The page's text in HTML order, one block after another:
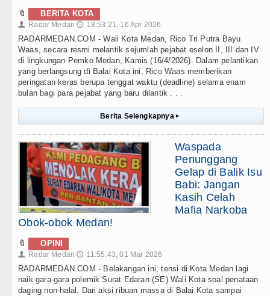
🔖 BERITA KOTA
👤 Radar Medan 🕔 18:53:21, 16 Apr 2026
RADARMEDAN.COM - Wali Kota Medan, Rico Tri Putra Bayu
Waas, secara resmi melantik sejumlah pejabat eselon II, III dan IV
di lingkungan Pemko Medan, Kamis (16/4/2026). Dalam pelantikan
yang berlangsung di Balai Kota ini, Rico Waas memberikan
peringatan keras berupa tenggat waktu (deadline) selama enam
bulan bagi para pejabat yang baru dilantik . . .
Berita Selengkapnya ▸
Waspada
Penunggang
Gelap di Balik Isu
Babi: Jangan
Kasih Celah
Mafia Narkoba
Obok-obok Medan!
🔖 OPINI
👤 Radar Medan 🕔 11:55:43, 01 Mar 2026
RADARMEDAN.COM - Belakangan ini, tensi di Kota Medan lagi
naik gara-gara polemik Surat Edaran (SE) Wali Kota soal penataan
daging non-halal. Dari aksi ribuan massa di Balai Kota sampai